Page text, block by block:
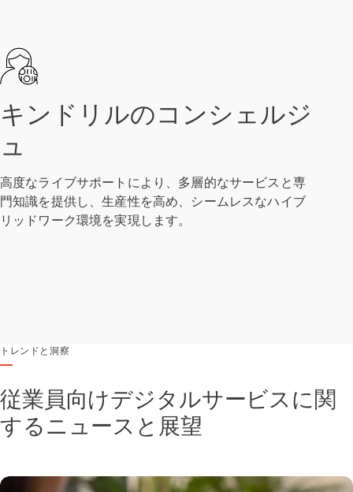
キンドリルのコンシェルジ
ュ
高度なライブサポートにより、多層的なサービスと専
門知識を提供し、生産性を高め、シームレスなハイブ
リッドワーク環境を実現します。
トレンドと洞察
従業員向けデジタルサービスに関
するニュースと展望